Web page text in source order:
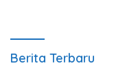
Berita Terbaru